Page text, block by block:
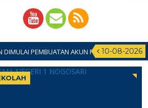
10-08-2026
PADA 11 JUNI 2024 SILAHKAN BAGI CALON